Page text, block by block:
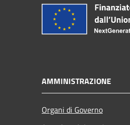
AMMINISTRAZIONE
Organi di Governo